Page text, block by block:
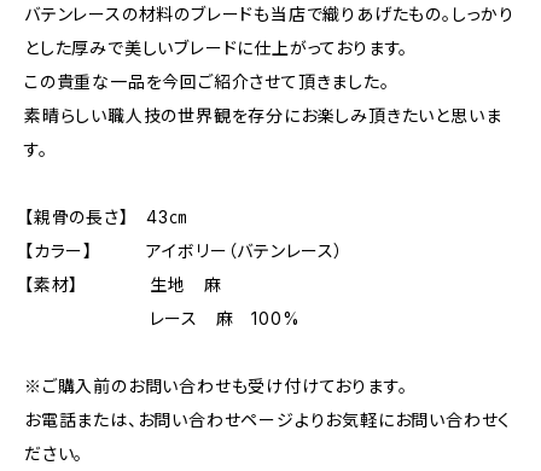
バテンレースの材料のブレードも当店で織りあげたもの。しっかり
とした厚みで美しいブレードに仕上がっております。
この貴重な一品を今回ご紹介させて頂きました。
素晴らしい職人技の世界観を存分にお楽しみ頂きたいと思いま
す。
【親骨の長さ】 43㎝
【カラー】 アイボリー（バテンレース）
【素材】 生地 麻
レース 麻 100%
※ご購入前のお問い合わせも受け付けております。
お電話または、お問い合わせページよりお気軽にお問い合わせく
ださい。